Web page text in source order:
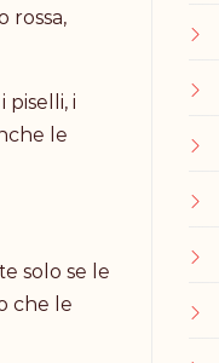
rossa,
piselli, i
le
solo se le
che le